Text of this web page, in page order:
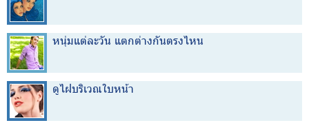
หนุ่มแต่ละวัน แตกต่างกันตรงไหน
ดูไฝบริเวณใบหน้า